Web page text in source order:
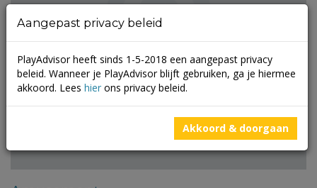
Aangepast privacy beleid
PlayAdvisor heeft sinds 1-5-2018 een aangepast privacy
beleid. Wanneer je PlayAdvisor blijft gebruiken, ga je hiermee
akkoord. Lees hier ons privacy beleid.
Akkoord & doorgaan